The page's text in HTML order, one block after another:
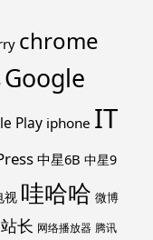
chrome
Google
Play iphone IT
中星6B 中星9
视 哇哈哈 微博
站长 网络播放器 腾讯